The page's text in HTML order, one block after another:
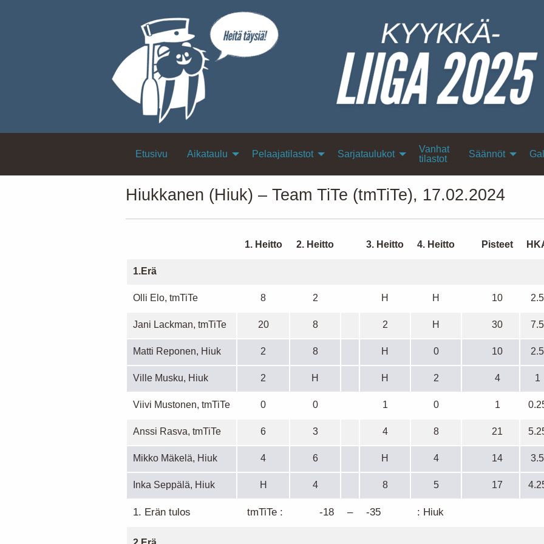
Etusivu Aikataulu Pelaajatilastot Sarjataulukot
Vanhat
tilastot
Säännöt
Hiukkanen (Hiuk) – Team TiTe (tmTiTe), 17.02.2024
1. Heitto 2. Heitto 3. Heitto 4. Heitto Pisteet
1.Erä
Olli Elo, tmTiTe 8 2 H H 10 2.5
Jani Lackman, tmTiTe 20 8 2 H 30 7.5
Matti Reponen, Hiuk 2 8 H 0 10 2.5
Ville Musku, Hiuk 2 H H 2 4 1
Viivi Mustonen, tmTiTe 0 0 1 0 1
Anssi Rasva, tmTiTe 6 3 4 8 21
Mikko Mäkelä, Hiuk 4 6 H 4 14 3.5
Inka Seppälä, Hiuk H 4 8 5 17
1. Erän tulos tmTiTe : -18 – -35 : Hiuk